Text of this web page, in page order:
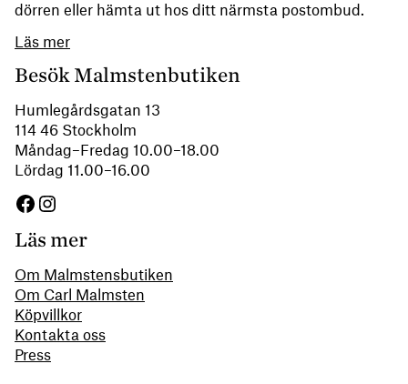
dörren eller hämta ut hos ditt närmsta postombud.
Läs mer
Besök Malmstenbutiken
Humlegårdsgatan 13
114 46 Stockholm
Måndag–Fredag 10.00–18.00
Lördag 11.00–16.00
Facebook
Instagram
Läs mer
Om Malmstensbutiken
Om Carl Malmsten
Köpvillkor
Kontakta oss
Press